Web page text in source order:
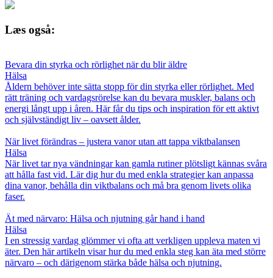
Læs også:
Bevara din styrka och rörlighet när du blir äldre
Hälsa
Åldern behöver inte sätta stopp för din styrka eller rörlighet. Med
rätt träning och vardagsrörelse kan du bevara muskler, balans och
energi långt upp i åren. Här får du tips och inspiration för ett aktivt
och självständigt liv – oavsett ålder.
När livet förändras – justera vanor utan att tappa viktbalansen
Hälsa
När livet tar nya vändningar kan gamla rutiner plötsligt kännas svåra
att hålla fast vid. Lär dig hur du med enkla strategier kan anpassa
dina vanor, behålla din viktbalans och må bra genom livets olika
faser.
Ät med närvaro: Hälsa och njutning går hand i hand
Hälsa
I en stressig vardag glömmer vi ofta att verkligen uppleva maten vi
äter. Den här artikeln visar hur du med enkla steg kan äta med större
närvaro – och därigenom stärka både hälsa och njutning.